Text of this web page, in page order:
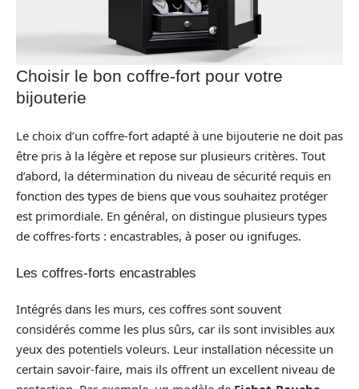
Choisir le bon coffre-fort pour votre
bijouterie
Le choix d’un coffre-fort adapté à une bijouterie ne doit pas
être pris à la légère et repose sur plusieurs critères. Tout
d’abord, la détermination du niveau de sécurité requis en
fonction des types de biens que vous souhaitez protéger
est primordiale. En général, on distingue plusieurs types
de coffres-forts : encastrables, à poser ou ignifuges.
Les coffres-forts encastrables
Intégrés dans les murs, ces coffres sont souvent
considérés comme les plus sûrs, car ils sont invisibles aux
yeux des potentiels voleurs. Leur installation nécessite un
certain savoir-faire, mais ils offrent un excellent niveau de